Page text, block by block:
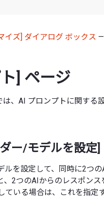
イズ] ダイアログ ボックス
] ページ
、AI プロンプトに関する
ー/モデルを設定
ルを設定して、同時に2つ
、2つのAIからのレスポンス
ている場合は、これを指定